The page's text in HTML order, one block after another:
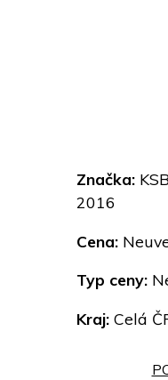
Značka:
2016
Cena:
Typ ceny:
Kraj: Celá